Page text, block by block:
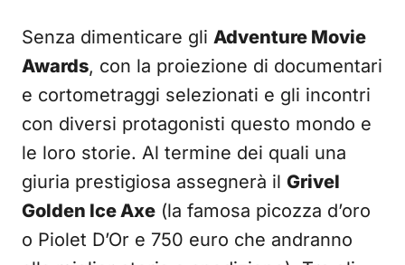
Senza dimenticare gli Adventure Movie
Awards, con la proiezione di documentari
e cortometraggi selezionati e gli incontri
con diversi protagonisti questo mondo e
le loro storie. Al termine dei quali una
giuria prestigiosa assegnerà il Grivel
Golden Ice Axe (la famosa picozza d’oro
o Piolet D’Or e 750 euro che andranno